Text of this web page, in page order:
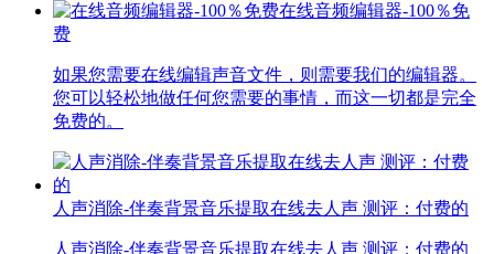
在线音频编辑器-100％免
费
如果您需要在线编辑声音文件，则需要我们的编辑器。
您可以轻松地做任何您需要的事情，而这一切都是完全
免费的。
人声消除-伴奏背景音乐提取在线去人声 测评：付费的
人声消除-伴奏背景音乐提取在线去人声 测评：付费的